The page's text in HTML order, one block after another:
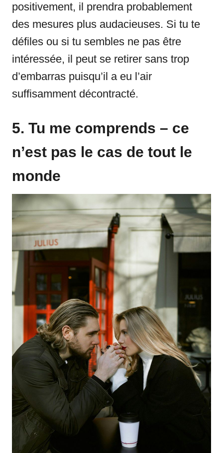
positivement, il prendra probablement
des mesures plus audacieuses. Si tu te
défiles ou si tu sembles ne pas être
intéressée, il peut se retirer sans trop
d’embarras puisqu’il a eu l’air
suffisamment décontracté.
5. Tu me comprends – ce
n’est pas le cas de tout le
monde